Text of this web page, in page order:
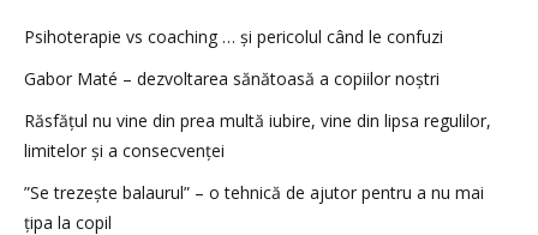
Psihoterapie vs coaching … și pericolul când le confuzi
Gabor Maté – dezvoltarea sănătoasă a copiilor noștri
Răsfățul nu vine din prea multă iubire, vine din lipsa regulilor,
limitelor și a consecvenței
”Se trezește balaurul” – o tehnică de ajutor pentru a nu mai
țipa la copil